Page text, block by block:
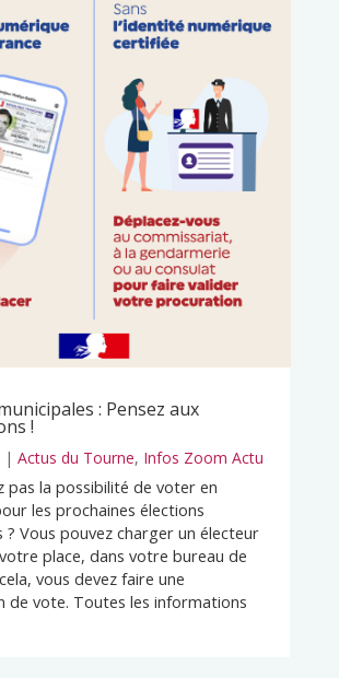
: Pensez aux
!
| Actus du Tourne, Infos Zoom Actu
pas la possibilité de voter en
les prochaines élections
? Vous pouvez charger un électeur
place, dans votre bureau de
vous devez faire une
de vote. Toutes les informations